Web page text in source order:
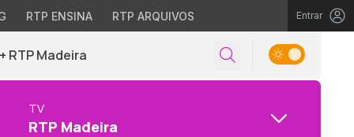
RTP ENSINA RTP ARQUIVOS Entrar
+ RTP Madeira
TV
RTP Madeira